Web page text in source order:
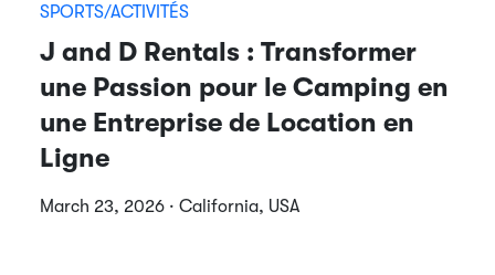
SPORTS/ACTIVITÉS
J and D Rentals : Transformer
une Passion pour le Camping en
une Entreprise de Location en
Ligne
March 23, 2026 · California, USA